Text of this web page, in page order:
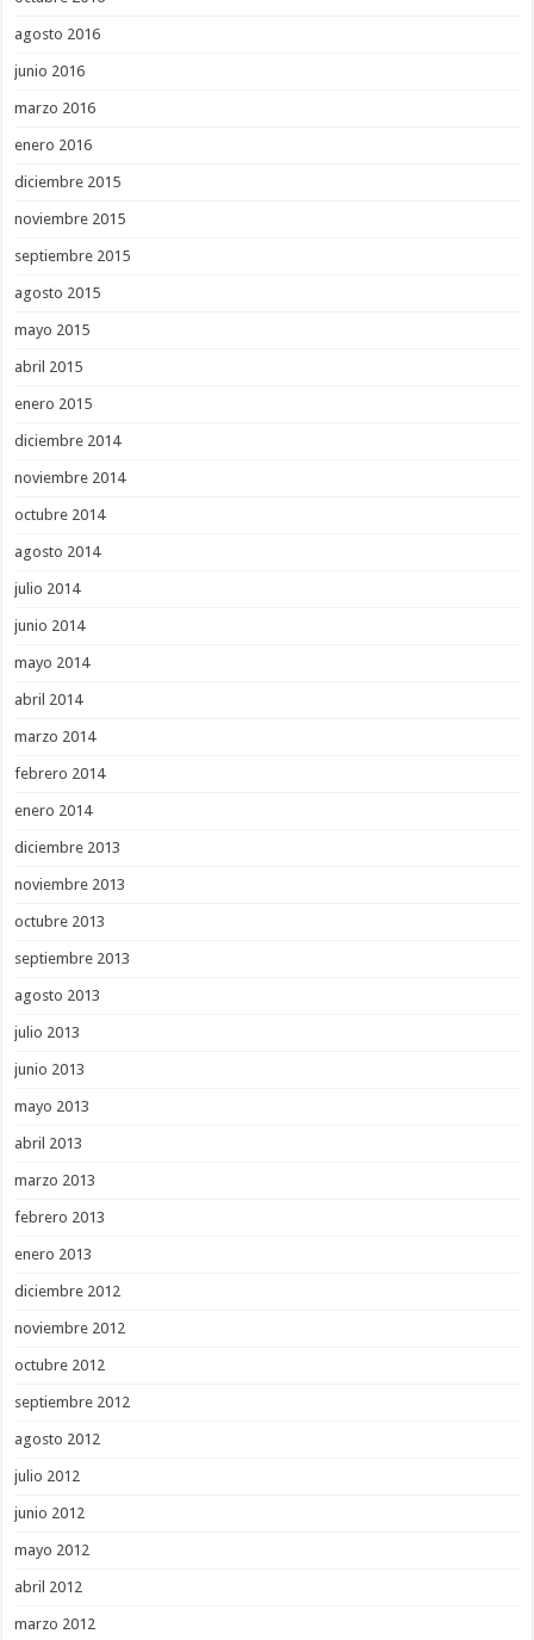
agosto 2016
junio 2016
marzo 2016
enero 2016
diciembre 2015
noviembre 2015
septiembre 2015
agosto 2015
mayo 2015
abril 2015
enero 2015
diciembre 2014
noviembre 2014
octubre 2014
agosto 2014
julio 2014
junio 2014
mayo 2014
abril 2014
marzo 2014
febrero 2014
enero 2014
diciembre 2013
noviembre 2013
octubre 2013
septiembre 2013
agosto 2013
julio 2013
junio 2013
mayo 2013
abril 2013
marzo 2013
febrero 2013
enero 2013
diciembre 2012
noviembre 2012
octubre 2012
septiembre 2012
agosto 2012
julio 2012
junio 2012
mayo 2012
abril 2012
marzo 2012